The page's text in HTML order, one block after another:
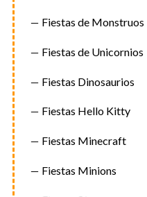
Fiestas de Monstruos
Fiestas de Unicornios
Fiestas Dinosaurios
Fiestas Hello Kitty
Fiestas Minecraft
Fiestas Minions